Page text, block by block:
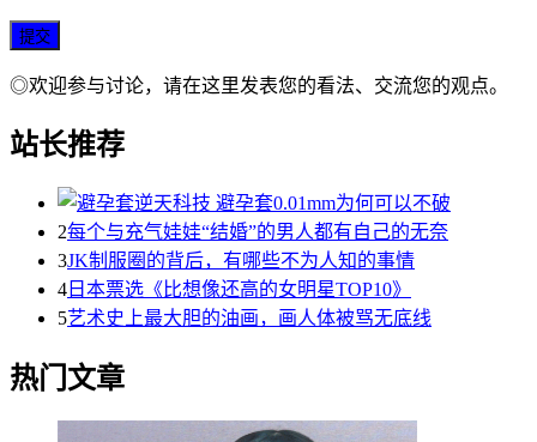
◎欢迎参与讨论，请在这里发表您的看法、交流您的观点。
站长推荐
2每个与充气娃娃“结婚”的男人都有自己的无奈
3JK制服圈的背后，有哪些不为人知的事情
4 日本票选《比想像还高的女明星TOP10》
5艺术史上最大胆的油画，画人体被骂无底线
热门文章